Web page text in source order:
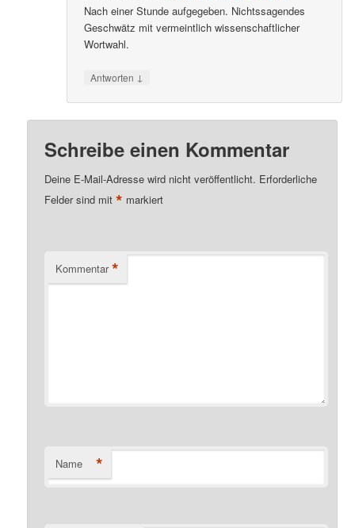
Nach einer Stunde aufgegeben. Nichtssagendes
Geschwätz mit vermeintlich wissenschaftlicher
Wortwahl.
Antworten ↓
Schreibe einen Kommentar
Deine E-Mail-Adresse wird nicht veröffentlicht. Erforderliche
Felder sind mit* markiert
Kommentar *
Name *